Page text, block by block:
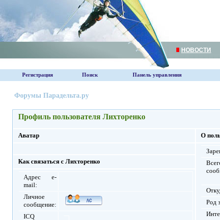
НОВОСТИ
Регистрация Поиск Панель управления
Форумы Парадельта.ру
Профиль пользователя Лихторенко
Аватар О
Род
Как связаться с Лихторенко
Адрес e-
mail:
Личное
сообщение:
ICQ